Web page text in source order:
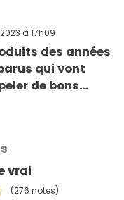
à 17h09
des années
qui vont
de bons
vrai
(276 notes)